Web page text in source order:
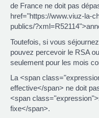
de France ne doit pas
href="https://www.viuz-la-
publics/
Toutefois, si vous
pouvez percevoir le RSA
seulement pour les mois
La <span
effective</span> ne doit
<span
fixe</span>.